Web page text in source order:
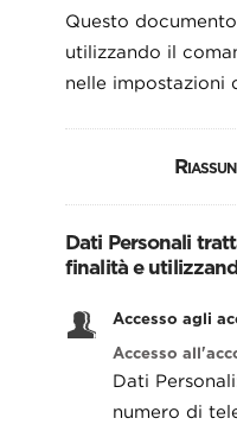
Questo
utilizzando il
nelle impostazioni
Dati Personali
finalità e
Accesso agli
Accesso
Dati
numero di